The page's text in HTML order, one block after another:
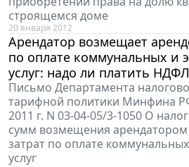
строящемся доме
20 января 2012
Арендатор возмещает
по оплате коммунальных и
услуг: надо ли платить
Письмо Департамента
тарифной политики Минфина
2011 г. N 03-04-05/3-1050 О
сумм возмещения
затрат по оплате
услуг